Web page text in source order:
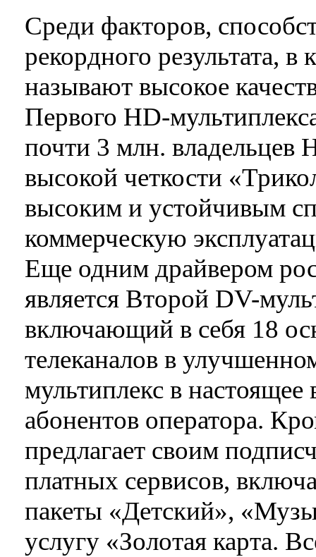
Среди факторов,
рекордного результата,
называют высокое
Первого HD-
почти 3 млн. владельцев
высокой четкости
высоким и устойчивым
коммерческую
Еще одним драйвером
является Второй DV-
включающий в себя 18
телеканалов в
мультиплекс в
абонентов оператора.
предлагает своим
платных сервисов,
пакеты «Детский»,
услугу «Золотая карта.